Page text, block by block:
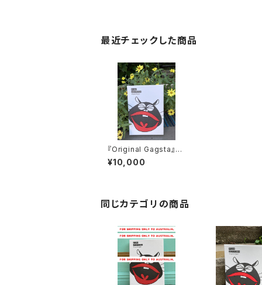
最近チェックした商品
『Original Gagsta』n
o.12
¥10,000
同じカテゴリの商品